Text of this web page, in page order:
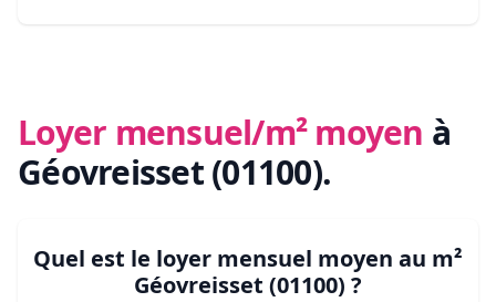
Loyer mensuel/m² moyen à
Géovreisset (01100).
Quel est le loyer mensuel moyen au m²
Géovreisset (01100) ?